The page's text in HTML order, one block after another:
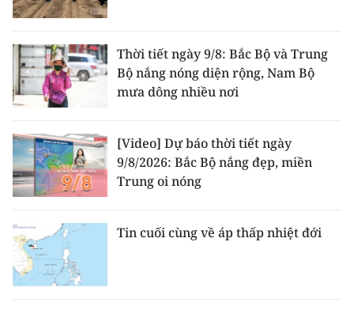
Thời tiết ngày 9/8: Bắc Bộ và Trung
Bộ nắng nóng diện rộng, Nam Bộ
mưa dông nhiều nơi
[Video] Dự báo thời tiết ngày
9/8/2026: Bắc Bộ nắng đẹp, miền
Trung oi nóng
Tin cuối cùng về áp thấp nhiệt đới